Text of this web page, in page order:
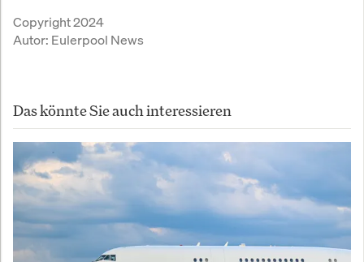
Copyright 2024
Autor: Eulerpool News
Das könnte Sie auch interessieren